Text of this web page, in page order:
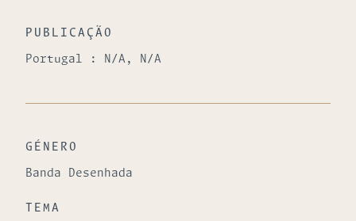
PUBLICAÇÃO
Portugal : N/A, N/A
GÉNERO
Banda Desenhada
TEMA